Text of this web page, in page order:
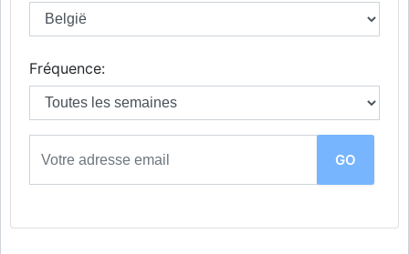
Fréquence: